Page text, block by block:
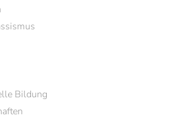
Bildung